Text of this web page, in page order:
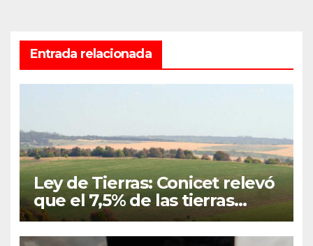
Entrada relacionada
Ley de Tierras: Conicet relevó
que el 7,5% de las tierras
rurales de Mar del Plata
pertenecen a extranjeros